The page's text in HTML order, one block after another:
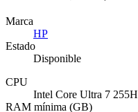
Marca
HP
Estado
Disponible
CPU
Intel Core Ultra 7 255H
RAM mínima (GB)